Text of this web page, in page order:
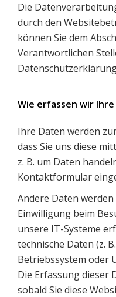
Die
durch den
können Sie dem
Verantwortlichen
Wie erfassen wir
Ihre Daten werden
dass Sie uns diese
z. B. um Daten
Kontaktformular
Andere Daten
Einwilligung beim
unsere IT-Systeme
technische Daten (z.
Betriebssystem oder
Die Erfassung dieser
sobald Sie diese